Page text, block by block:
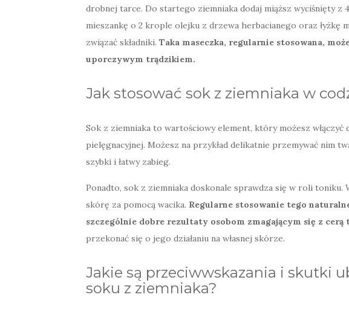
drobnej tarce. Do startego ziemniaka dodaj miąższ wyciśnięty z
mieszankę o 2 krople olejku z drzewa herbacianego oraz łyżkę
związać składniki. Taka maseczka, regularnie stosowana,
uporczywym trądzikiem.
Jak stosować sok z ziemniaka w
Sok z ziemniaka to wartościowy element, który możesz
pielęgnacyjnej. Możesz na przykład delikatnie przemywać nim
szybki i łatwy zabieg.
Ponadto, sok z ziemniaka doskonale sprawdza się w roli toniku.
skórę za pomocą wacika. Regularne stosowanie tego
szczególnie dobre rezultaty osobom zmagającym się z cerą
przekonać się o jego działaniu na własnej skórze.
Jakie są przeciwwskazania i skutki
soku z ziemniaka?